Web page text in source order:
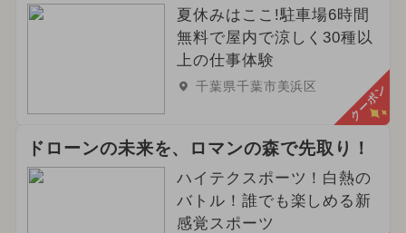
夏休みはここ!駐車場6時間
無料で屋内で涼しく30種以
上の仕事体験
千葉県千葉市美浜区 クーポン
ドローンの未来を、ロマンの森で先取り！
ハイテクスポーツ！白熱の
バトル！誰でも楽しめる新
感覚スポーツ